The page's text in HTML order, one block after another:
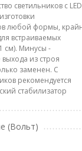
светильников с LED
любой формы,
встраиваемых
см). Минусы -
из строя
заменен. С
рекомендуется
стабилизатор
(Вольт)